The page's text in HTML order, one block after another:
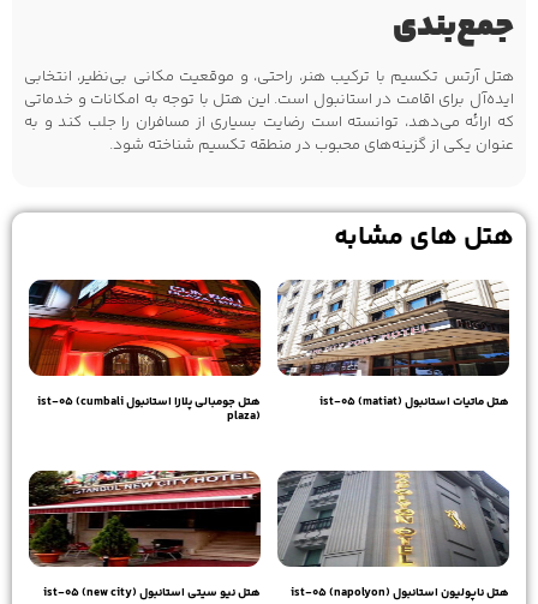
جمع‌بندی
هتل آرتس تکسیم با ترکیب هنر، راحتی، و موقعیت مکانی بی‌نظیر، انتخابی
ایده‌آل برای اقامت در استانبول است. این هتل با توجه به امکانات و خدماتی
که ارائه می‌دهد، توانسته است رضایت بسیاری از مسافران را جلب کند و به
عنوان یکی از گزینه‌های محبوب در منطقه تکسیم شناخته شود.
هتل های مشابه
هتل ماتیات استانبول ist-05 (matiat)
هتل جومبالی پلازا استانبول ist-05 (cumbali
plaza)
هتل ناپولیون استانبول ist-05 (napolyon)
هتل نیو سیتی استانبول ist-05 (new city)